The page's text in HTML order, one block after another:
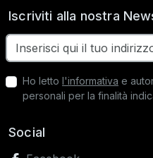
Iscriviti alla nostra
Ho letto l'informativa e
personali per la finalità
Social